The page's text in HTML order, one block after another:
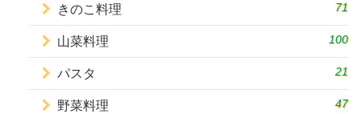
きのこ料理 71
山菜料理 100
パスタ 21
野菜料理 47